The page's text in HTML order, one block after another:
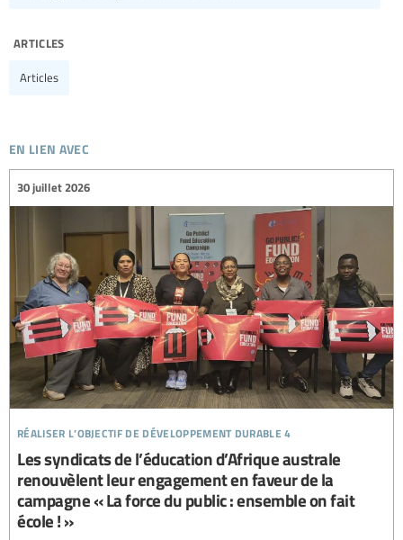
articles
Articles
en lien avec
réaliser l’objectif de développement durable 4
30 juillet 2026
Les syndicats de l’éducation d’Afrique australe
renouvèlent leur engagement en faveur de la
campagne « La force du public : ensemble on fait
école ! »